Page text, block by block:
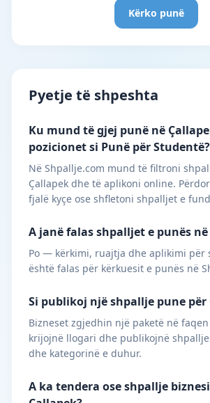
Kërko punë
Pyetje të shpeshta
Ku mund të gjej punë në
pozicionet si Punë për Studentë?
Në Shpallje.com mund të filtroni
Çallapek dhe të aplikoni online.
fjalë kyçe ose shfletoni shpalljet e
A janë falas shpalljet e punës në
Po — kërkimi, ruajtja dhe aplikimi për
është falas për kërkuesit e punës në
Si publikoj një shpallje pune për
Bizneset zgjedhin një paketë në faqen
krijojnë llogari dhe publikojnë
dhe kategorinë e duhur.
A ka tendera ose shpallje